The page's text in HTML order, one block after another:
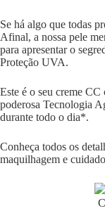
Se há algo que todas
Afinal, a nossa pele
para apresentar o
Proteção UVA.
Este é o seu creme
poderosa Tecnologia
durante todo o dia*.
Conheça todos os
maquilhagem e